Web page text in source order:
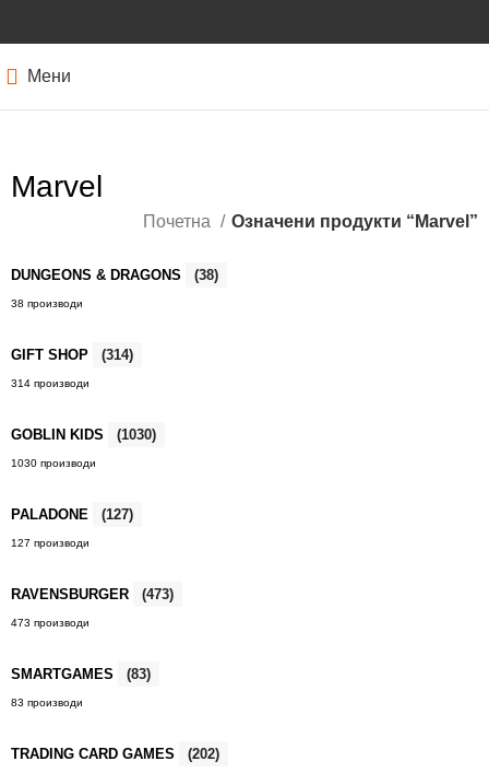
Мени
Marvel
Почетна Означени продукти “Marvel”
DUNGEONS & DRAGONS (38)
38 производи
GIFT SHOP (314)
314 производи
GOBLIN KIDS (1030)
1030 производи
PALADONE (127)
127 производи
RAVENSBURGER (473)
473 производи
SMARTGAMES (83)
83 производи
TRADING CARD GAMES (202)